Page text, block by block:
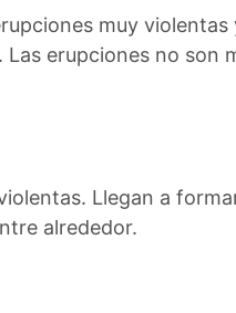
muy violentas
erupciones no son
Llegan a
alrededor.